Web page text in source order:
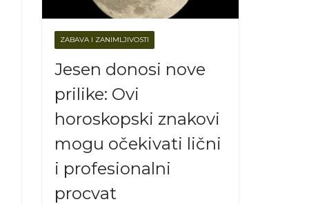
ZABAVA I ZANIMLJIVOSTI
Jesen donosi nove
prilike: Ovi
horoskopski znakovi
mogu očekivati lični
i profesionalni
procvat